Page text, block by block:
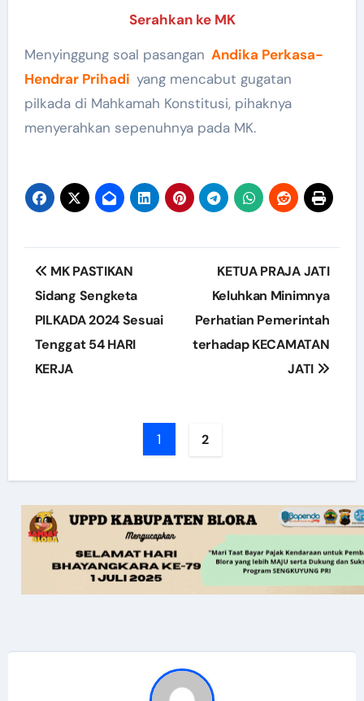
Serahkan ke MK
Menyinggung soal pasangan Andika Perkasa-
Hendrar Prihadi yang mencabut gugatan
pilkada di Mahkamah Konstitusi, pihaknya
menyerahkan sepenuhnya pada MK.
Post
navigation
MK PASTIKAN
Sidang Sengketa
PILKADA 2024 Sesuai
Tenggat 54 HARI
KERJA
KETUA PRAJA JATI
Keluhkan Minimnya
Perhatian Pemerintah
terhadap KECAMATAN
JATI
1 2